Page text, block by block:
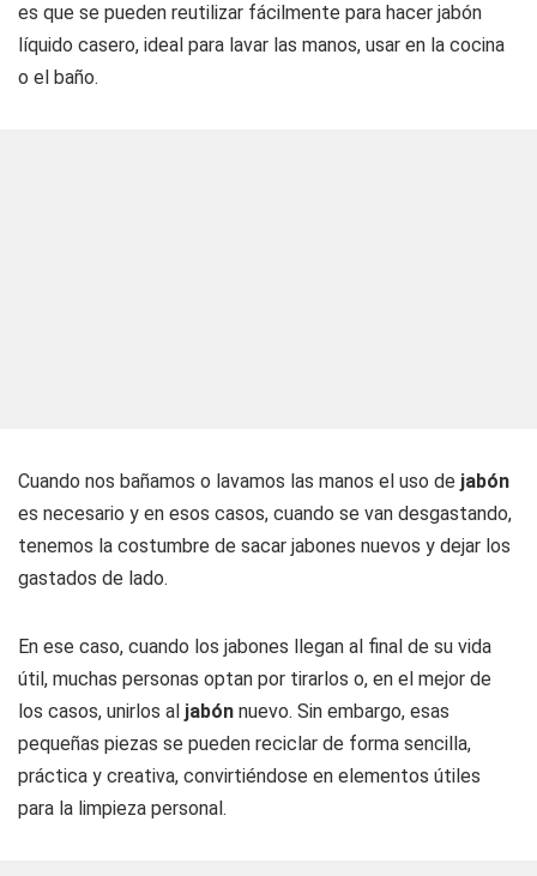
es que se pueden reutilizar fácilmente para hacer jabón
líquido casero, ideal para lavar las manos, usar en la cocina
o el baño.
Cuando nos bañamos o lavamos las manos el uso de jabón
es necesario y en esos casos, cuando se van desgastando,
tenemos la costumbre de sacar jabones nuevos y dejar los
gastados de lado.
En ese caso, cuando los jabones llegan al final de su vida
útil, muchas personas optan por tirarlos o, en el mejor de
los casos, unirlos al jabón nuevo. Sin embargo, esas
pequeñas piezas se pueden reciclar de forma sencilla,
práctica y creativa, convirtiéndose en elementos útiles
para la limpieza personal.